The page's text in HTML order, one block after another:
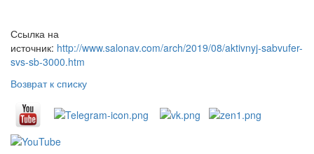
Ссылка на
источник: http://www.salonav.com/arch/2019/08/aktivnyj-sabvufer-
svs-sb-3000.htm
Возврат к списку